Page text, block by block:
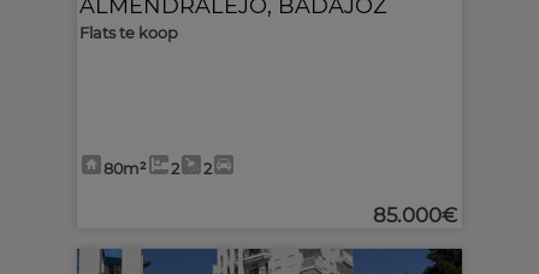
ALMENDRALEJO, BADAJOZ
Flats te koop
80m² 2 2
85.000€